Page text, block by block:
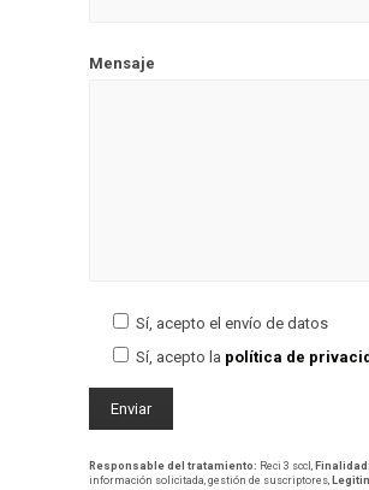
Mensaje
Sí, acepto el envío de datos
Sí, acepto la política de
Responsable del tratamiento: Reci 3 sccl, Finalidad:
información solicitada, gestión de suscriptores,